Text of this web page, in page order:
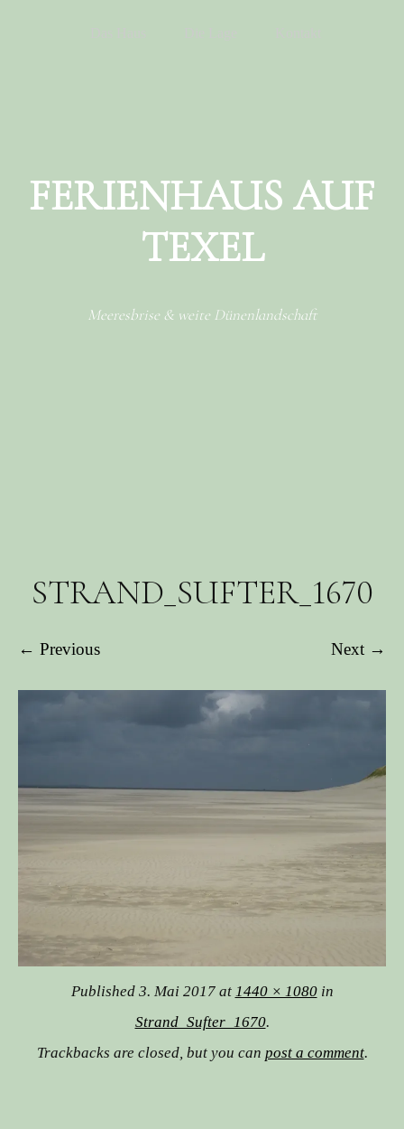
FERIENHAUS AUF
TEXEL
Meeresbrise & weite Dünenlandschaft
STRAND_SUFTER_1670
← Previous Next →
Published 3. Mai 2017at 1440 × 1080in
Strand_Sufter_1670.
Trackbacks are closed, but you can post a comment.